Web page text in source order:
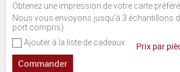
Obtenez une impression de votre carte
Nous vous envoyons jusqu'à 3 échantillons
port compris).
Ajouter à la liste de cadeaux
Prix par
Commander